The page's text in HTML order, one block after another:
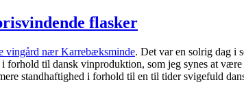
flasker
vingård nær Karrebæksminde. Det var en solrig dag i
forhold til dansk vinproduktion, som jeg synes at
standhaftighed i forhold til en til tider svigefuld